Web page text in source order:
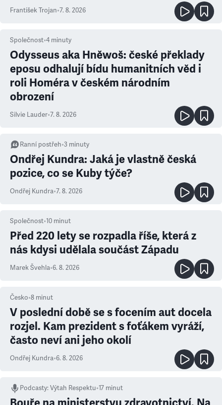
František Trojan•7. 8. 2026
Společnost•4 minuty
Odysseus aka Hněwoš: české překlady
eposu odhalují bídu humanitních věd i
roli Homéra v českém národním
obrození
Silvie Lauder•7. 8. 2026
Ranní postřeh•3 minuty
Ondřej Kundra: Jaká je vlastně česká
pozice, co se Kuby týče?
Ondřej Kundra•7. 8. 2026
Společnost•10 minut
Před 220 lety se rozpadla říše, která z
nás kdysi udělala součást Západu
Marek Švehla•6. 8. 2026
Česko•8 minut
V poslední době se s focením aut docela
rozjel. Kam prezident s foťákem vyráží,
často neví ani jeho okolí
Ondřej Kundra•6. 8. 2026
Podcasty:Výtah Respektu•17 minut